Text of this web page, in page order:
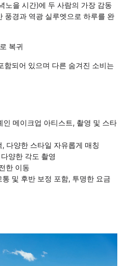
노을 시간)에 두 사람의 가장 감동
풍경과 역광 실루엣으로 하루를 완
복귀
함되어 있으며 다른 숨겨진 소비는
메이크업 아티스트, 촬영 및 스타
다양한 스타일 자유롭게 매칭
양한 각도 촬영
한 이동
및 후반 보정 포함, 투명한 요금